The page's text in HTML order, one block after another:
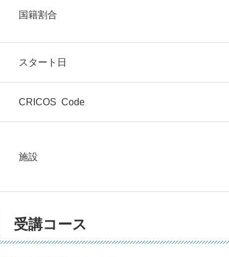
国籍割合
スタート日
CRICOS Code
施設
受講コース